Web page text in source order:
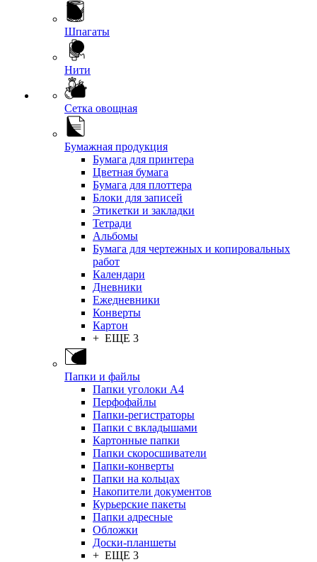
Шпагаты
Нити
Сетка овощная
Бумажная продукция
Бумага для принтера
Цветная бумага
Бумага для плоттера
Блоки для записей
Этикетки и закладки
Тетради
Альбомы
Бумага для чертежных и копировальных
работ
Календари
Дневники
Ежедневники
Конверты
Картон
+ ЕЩЕ 3
Папки и файлы
Папки уголоки А4
Перфофайлы
Папки-регистраторы
Папки с вкладышами
Картонные папки
Папки скоросшиватели
Папки-конверты
Папки на кольцах
Накопители документов
Курьерские пакеты
Папки адресные
Обложки
Доски-планшеты
+ ЕЩЕ 3